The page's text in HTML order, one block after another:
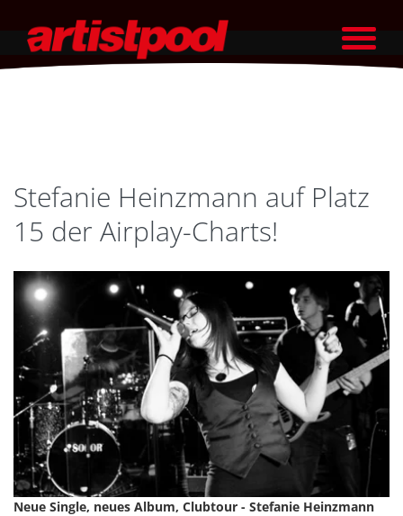
Stefanie Heinzmann auf Platz
15 der Airplay-Charts!
Neue Single, neues Album, Clubtour - Stefanie Heinzmann